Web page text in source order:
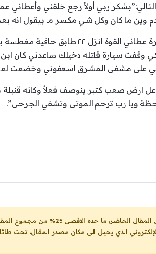
التالي:”بشكر ربي أولاً رجع خلقني
وين ما كان وكل شي مكسر ما بيقول انه
إستكملت:”الحمدالله الف مرة
سيارة قلتله دخيلك ساعدني كان
اسعفوني وخضعت لعملية ٦ ساعات لانه نص وجهي وجسمي
ارض صعب كتير ينوصف فعلاً وكأنه قنبلة
لحظة ويا رب ترحم الموتى وتشفي الجرحى”.
25% من مجموع المقال، شرط: ذكر اسم المؤلف والناشر ووضع رابط
الذي يحيل الى مكان مصدر المقال، تحت